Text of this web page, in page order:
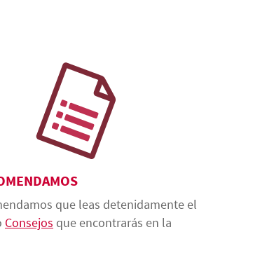
que leas detenidamente el
Consejos que encontrarás en la